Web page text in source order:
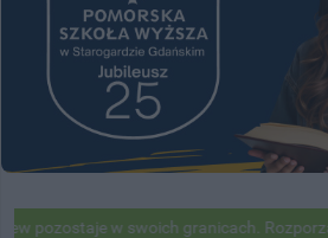
pozostaje w swoich granicach.